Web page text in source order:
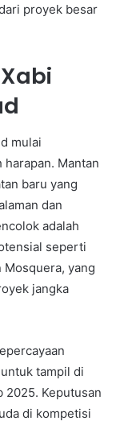
proyek besar
mulai
Mantan
baru yang
dan
adalah
seperti
yang
jangka
tampil di
2025. Keputusan
di kompetisi